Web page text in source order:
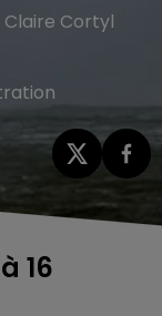
Claire Cortyl
16